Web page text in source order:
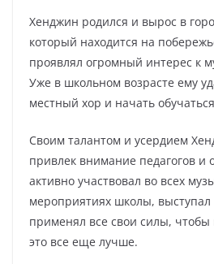
Хенджин родился и вырос в
который находится на
проявлял огромный интерес к
Уже в школьном возрасте ему
местный хор и начать
Своим талантом и усердием
привлек внимание педагогов и
активно участвовал во всех
мероприятиях школы, выступал
применял все свои силы, чтобы
это все еще лучше.